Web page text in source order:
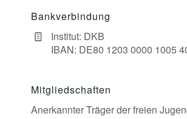
Bankverbindung
Institut: DKB
IBAN: DE80 1203 0000 1005
Mitgliedschaften
Anerkannter Träger der freien